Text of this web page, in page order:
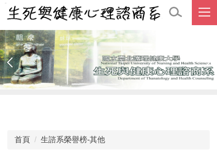
跳
到
主
要
內
容
區
首頁 生諮系榮譽榜-其他